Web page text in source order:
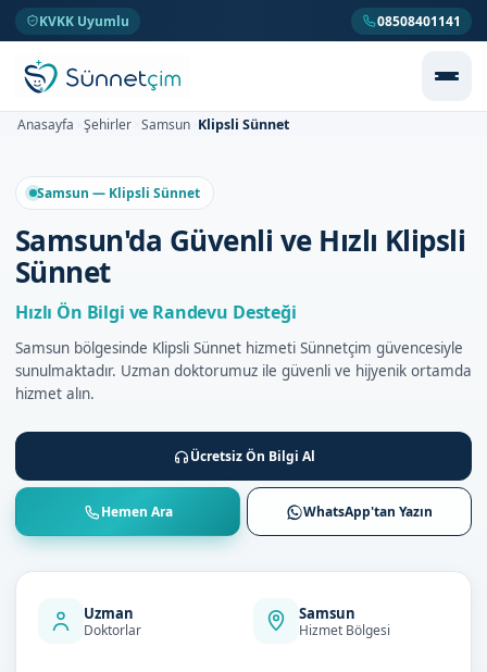
KVKK Uyumlu 08508401141
Anasayfa Şehirler Samsun Klipsli Sünnet
Samsun — Klipsli Sünnet
Samsun'da Güvenli ve Hızlı Klipsli
Sünnet
Hızlı Ön Bilgi ve Randevu Desteği
Samsun bölgesinde Klipsli Sünnet hizmeti Sünnetçim güvencesiyle
sunulmaktadır. Uzman doktorumuz ile güvenli ve hijyenik ortamda
hizmet alın.
Ücretsiz Ön Bilgi Al
Hemen Ara WhatsApp'tan Yazın
Uzman
Doktorlar
Samsun
Hizmet Bölgesi